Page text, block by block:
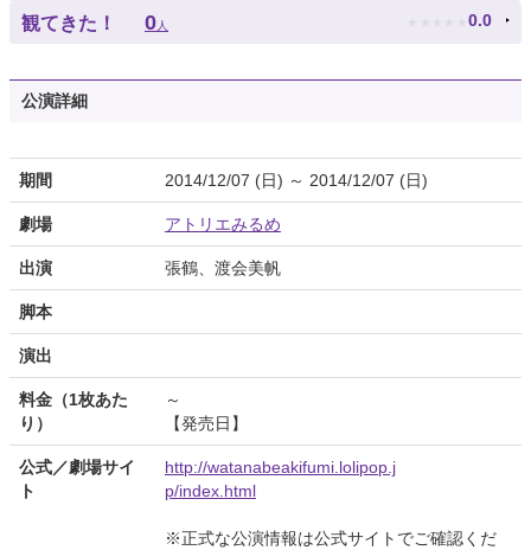
観てきた！ 0人 ★ ★ ★ ★ ★ 0.0
公演詳細
期間 2014/12/07 (日) ～ 2014/12/07 (日)
劇場 アトリエみるめ
出演 張鶴、渡会美帆
脚本
演出
料金（1枚あた
り）
～
【発売日】
公式／劇場サイ
ト
http://watanabeakifumi.lolipop.j
p/index.html
※正式な公演情報は公式サイトでご確認くだ